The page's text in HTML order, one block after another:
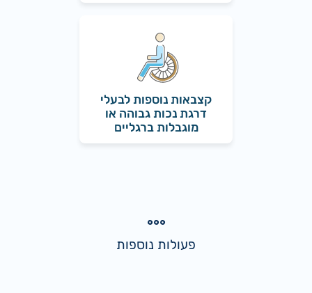
קצבאות נוספות לבעלי
דרגת נכות גבוהה או
מוגבלות ברגליים
פעולות נוספות